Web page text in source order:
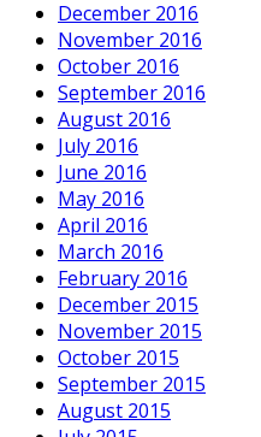
December 2016
November 2016
October 2016
September 2016
August 2016
July 2016
June 2016
May 2016
April 2016
March 2016
February 2016
December 2015
November 2015
October 2015
September 2015
August 2015